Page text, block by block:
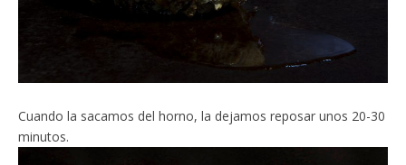
Cuando la sacamos del horno, la dejamos reposar unos 20-30
minutos.